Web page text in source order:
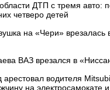
ДТП с тремя авто:
четверо детей
на «Чери» врезалась
ВАЗ врезался в
арестовал водителя
на электросамокате